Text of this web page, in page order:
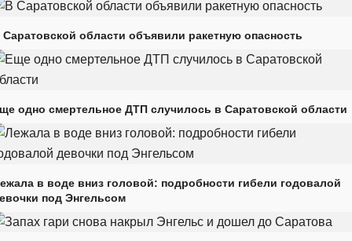
Саратовской области объявили ракетную опасность
одно смертельное ДТП случилось в Саратовской области
в воде вниз головой: подробности гибели годовалой
под Энгельсом